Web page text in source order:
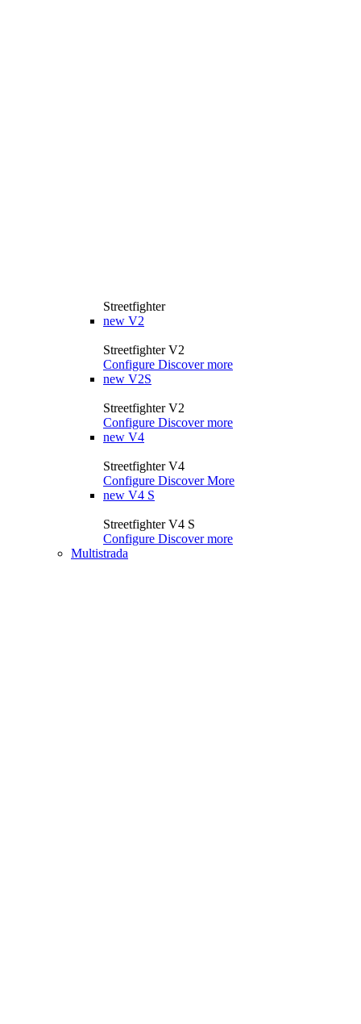
Streetfighter
new V2
Streetfighter V2
Configure Discover more
new V2S
Streetfighter V2
Configure Discover more
new V4
Streetfighter V4
Configure Discover More
new V4 S
Streetfighter V4 S
Configure Discover more
Multistrada